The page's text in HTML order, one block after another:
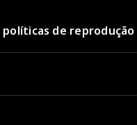
políticas de reprodução